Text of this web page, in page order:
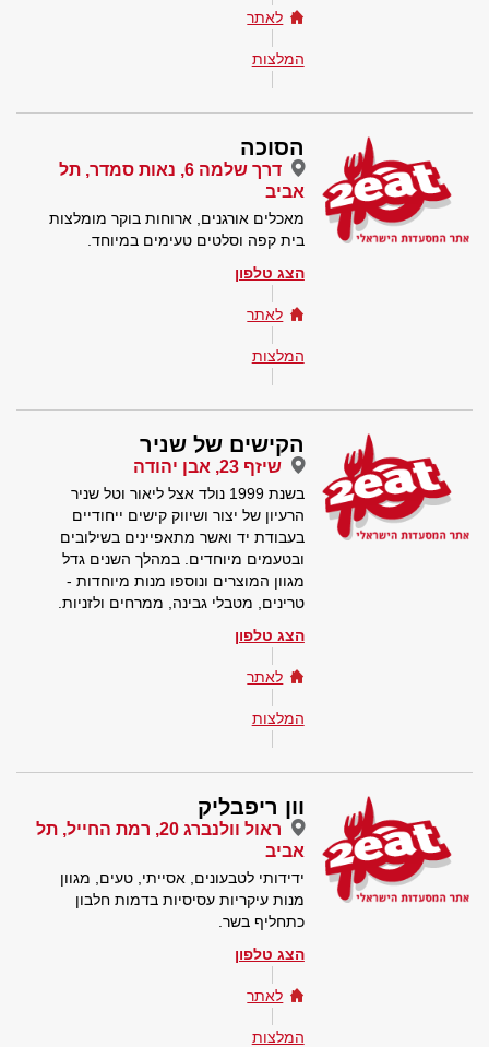
לאתר
המלצות
הסוכה
דרך שלמה 6, נאות סמדר, תל
אביב
מאכלים אורגנים, ארוחות בוקר מומלצות
בית קפה וסלטים טעימים במיוחד.
הצג טלפון
לאתר
המלצות
הקישים של שניר
שיזף 23, אבן יהודה
בשנת 1999 נולד אצל ליאור וטל שניר
הרעיון של יצור ושיווק קישים ייחודיים
בעבודת יד ואשר מתאפיינים בשילובים
ובטעמים מיוחדים. במהלך השנים גדל
מגוון המוצרים ונוספו מנות מיוחדות -
טרינים, מטבלי גבינה, ממרחים ולזניות.
הצג טלפון
לאתר
המלצות
וון ריפבליק
ראול וולנברג 20, רמת החייל, תל
אביב
ידידותי לטבעונים, אסייתי, טעים, מגוון
מנות עיקריות עסיסיות בדמות חלבון
כתחליף בשר.
הצג טלפון
לאתר
המלצות